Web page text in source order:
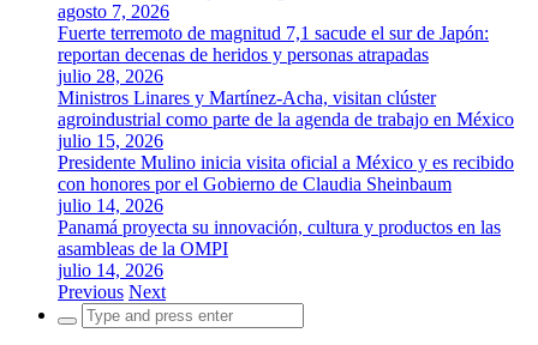
agosto 7, 2026
Fuerte terremoto de magnitud 7,1 sacude el sur de Japón:
reportan decenas de heridos y personas atrapadas
julio 28, 2026
Ministros Linares y Martínez-Acha, visitan clúster
agroindustrial como parte de la agenda de trabajo en México
julio 15, 2026
Presidente Mulino inicia visita oficial a México y es recibido
con honores por el Gobierno de Claudia Sheinbaum
julio 14, 2026
Panamá proyecta su innovación, cultura y productos en las
asambleas de la OMPI
julio 14, 2026
Previous Next
Search
for: